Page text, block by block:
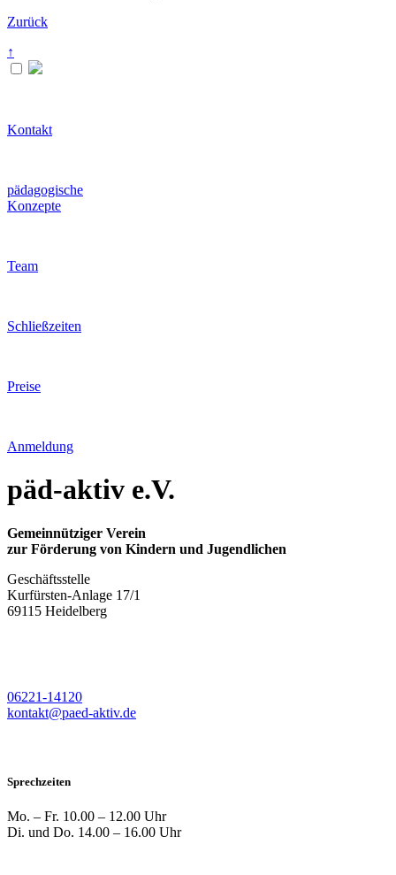
Zurück
↑
Kontakt
pädagogische
Konzepte
Team
Schließzeiten
Preise
Anmeldung
päd-aktiv e.V.
Gemeinnütziger Verein
zur Förderung von Kindern und Jugendlichen
Geschäftsstelle
Kurfürsten-Anlage 17/1
69115 Heidelberg
06221-14120
kontakt@paed-aktiv.de
Sprechzeiten
Mo. – Fr. 10.00 – 12.00 Uhr
Di. und Do. 14.00 – 16.00 Uhr